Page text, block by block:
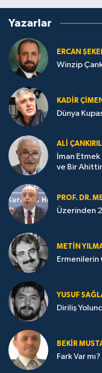
Yazarlar
ERCAN
Winzip
KADIR ÇIMEN
Dünya
ALI ÇANKIRILI
İman
ve Bir Ahittir
PROF. DR.
Üzerinden
METIN
Ermenilerin
YUSUF
Diriliş
BEKIR
Fark Var mı?